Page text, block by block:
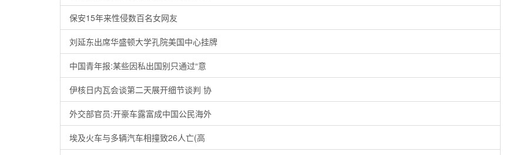
保安15年来性侵数百名女网友
刘延东出席华盛顿大学孔院美国中心挂牌
中国青年报:某些因私出国别只通过“意
伊核日内瓦会谈第二天展开细节谈判 协
外交部官员:开豪车露富成中国公民海外
埃及火车与多辆汽车相撞致26人亡(高